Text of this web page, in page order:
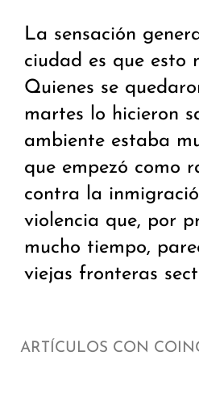
La sensación
ciudad es que esto
Quienes se
martes lo hicieron
ambiente estaba
que empezó como
contra la
violencia que, por
mucho tiempo,
viejas fronteras
ARTÍCULOS CON